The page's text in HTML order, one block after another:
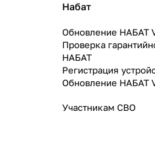
Набат
Обновление НАБАТ
Проверка
НАБАТ
Регистрация
Обновление НАБАТ
Участникам СВО